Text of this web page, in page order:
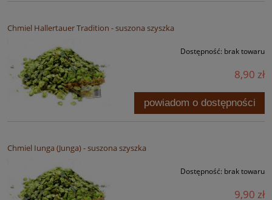
Chmiel Hallertauer Tradition - suszona szyszka
Dostępność: brak towaru
8,90 zł
powiadom o dostępności
Chmiel Iunga (Junga) - suszona szyszka
Dostępność: brak towaru
9,90 zł